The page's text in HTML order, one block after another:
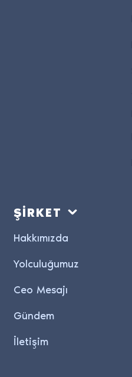
ŞİRKET
Hakkımızda
Yolculuğumuz
Ceo Mesajı
Gündem
İletişim